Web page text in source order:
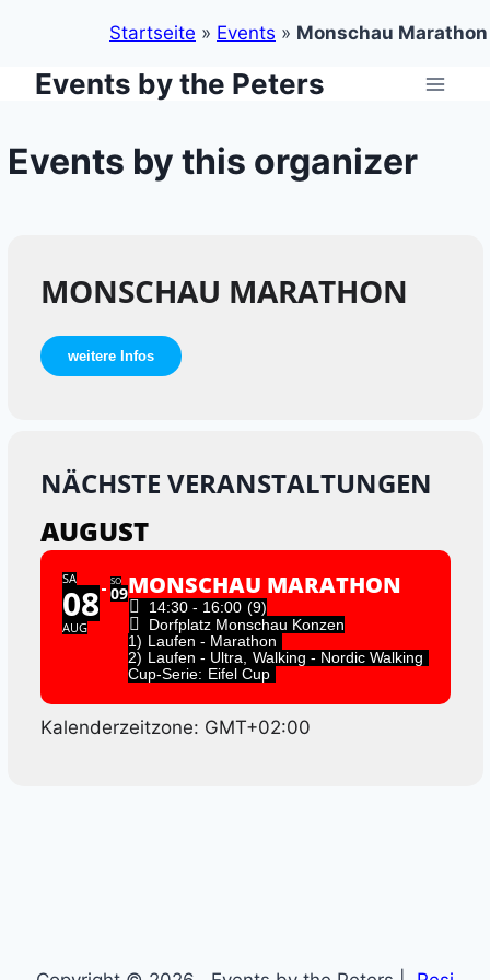
Startseite » Events » Monschau Marathon
ZumEvents by the Peters
Events by this organizer
MONSCHAU MARATHON
weitere Infos
NÄCHSTE VERANSTALTUNGEN
AUGUST
SA
08
AUG
SO
09MONSCHAU MARATHON
14:30 - 16:00 (9)
Dorfplatz Monschau Konzen
1) Laufen - Marathon
2) Laufen - Ultra,
Walking - Nordic Walking
Cup-Serie: Eifel Cup
Kalenderzeitzone: GMT+02:00